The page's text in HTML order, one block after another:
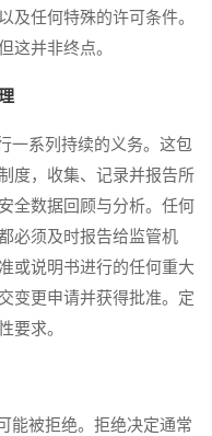
及任何特殊的许可条件。
这并非终点。
系列持续的义务。这包
度，收集、记录并报告所
全数据回顾与分析。任何
必须及时报告给监管机
或说明书进行的任何重大
变更申请并获得批准。定
要求。
被拒绝。拒绝决定通常